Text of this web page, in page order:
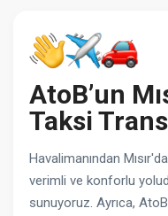
AtoB’un
Taksi
Havalimanından
verimli ve konforlu
sunuyoruz. Ayrıca,